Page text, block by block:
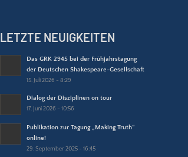
LETZTE NEUIGKEITEN
Das GRK 2945 bei der Frühjahrstagung
der Deutschen Shakespeare-Gesellschaft
15. Juli 2026 - 8:29
Dialog der Disziplinen on tour
17. Juni 2026 - 10:56
Publikation zur Tagung „Making Truth“
online!
29. September 2025 - 16:45